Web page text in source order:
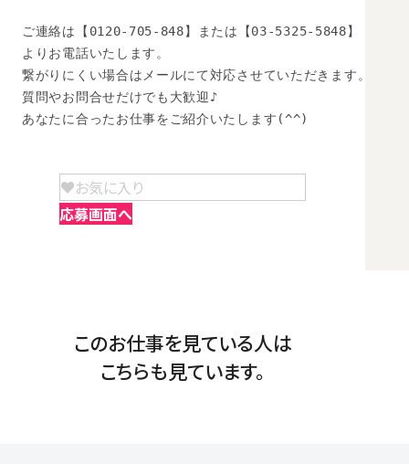
ご連絡は【0120-705-848】または【03-5325-5848】
よりお電話いたします。
繋がりにくい場合はメールにて対応させていただきます。
質問やお問合せだけでも大歓迎♪
あなたに合ったお仕事をご紹介いたします(^^)
お気に入り
応募画面へ
このお仕事を見ている人は
こちらも見ています。